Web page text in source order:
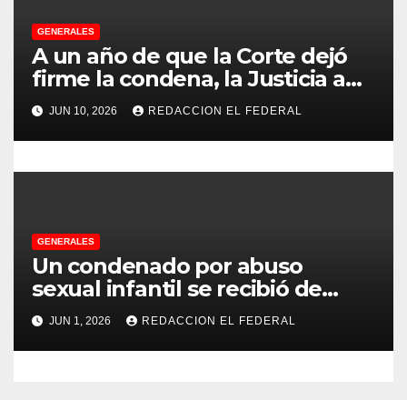
a
s
GENERALES
A un año de que la Corte dejó
firme la condena, la Justicia aún
no pudo decomisarle ni un peso
a CFK
JUN 10, 2026 REDACCION EL FEDERAL
GENERALES
Un condenado por abuso
sexual infantil se recibió de
psicopedagogo dentro del
Servicio Penitenciario de La
Rioja
JUN 1, 2026 REDACCION EL FEDERAL